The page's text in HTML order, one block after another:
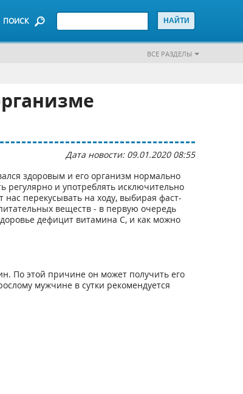
ПОИСК
ВСЕ РАЗДЕЛЫ
Дата новости: 09.01.2020 08:55
здоровым и его организм нормально
регулярно и употреблять исключительно
перекусывать на ходу, выбирая фаст-
веществ - в первую очередь
дефицит витамина С, и как можно
По этой причине он может получить его
мужчине в сутки рекомендуется